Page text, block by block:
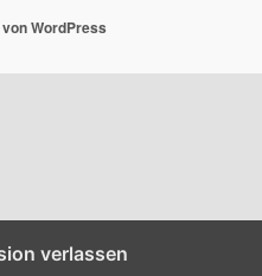
WordPress
verlassen